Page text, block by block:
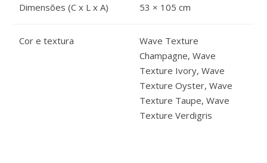
Dimensões (C x L x A) 53 × 105 cm
Cor e textura
Wave Texture
Champagne, Wave
Texture Ivory, Wave
Texture Oyster, Wave
Texture Taupe, Wave
Texture Verdigris